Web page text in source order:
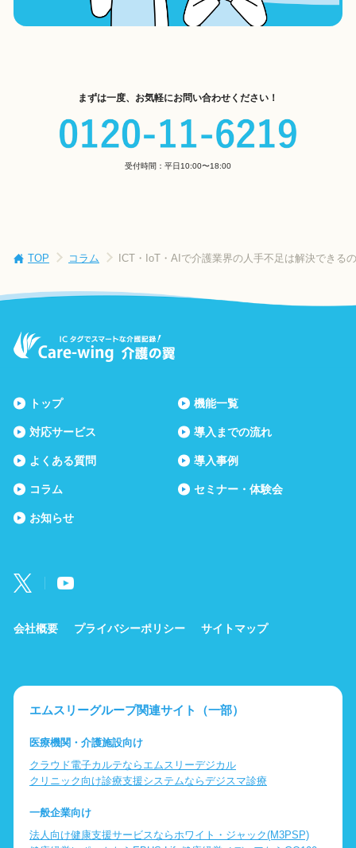
まずは一度、お気軽にお問い合わせください！
受付時間：平日10:00〜18:00
TOP コラム ICT・IoT・AIで介護業界の人手不足は解決できる
トップ 機能一覧
対応サービス 導入までの流れ
よくある質問 導入事例
コラム セミナー・体験会
お知らせ
会社概要 プライバシーポリシー サイトマップ
エムスリーグループ関連サイト（一部）
医療機関・介護施設向け
クラウド電子カルテならエムスリーデジカル
クリニック向け診療支援システムならデジスマ診療
一般企業向け
法人向け健康支援サービスならホワイト・ジャック(M3PSP)